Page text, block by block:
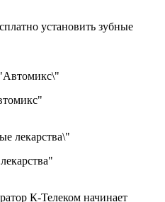
установить зубные